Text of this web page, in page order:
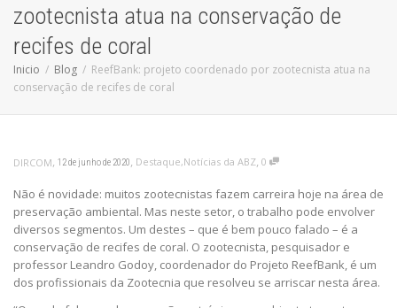
zootecnista atua na conservação de
recifes de coral
Inicio Blog
ReefBank: projeto coordenado por zootecnista atua na
conservação de recifes de coral
DIRCOM, 12 de junho de 2020, Destaque,Notícias da ABZ, 0
Não é novidade: muitos zootecnistas fazem carreira hoje na área de
preservação ambiental. Mas neste setor, o trabalho pode envolver
diversos segmentos. Um destes – que é bem pouco falado – é a
conservação de recifes de coral. O zootecnista, pesquisador e
professor Leandro Godoy, coordenador do Projeto ReefBank, é um
dos profissionais da Zootecnia que resolveu se arriscar nesta área.